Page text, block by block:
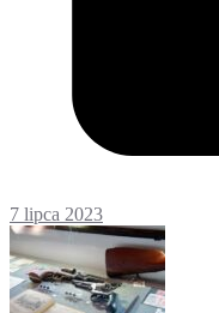
7 lipca 2023